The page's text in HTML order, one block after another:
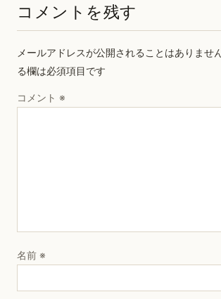
コメントを残す
メールアドレスが公開されることはありません
る欄は必須項目です
コメント ※
名前 ※